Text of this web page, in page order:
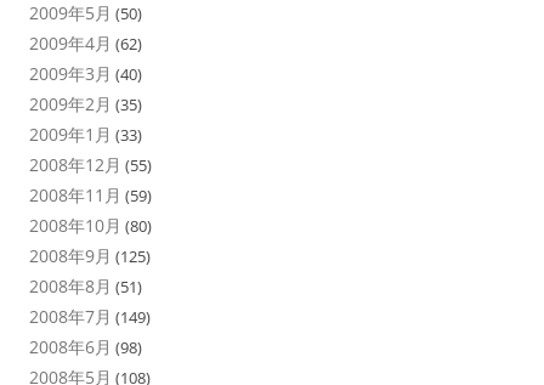
2009年5月 (50)
2009年4月 (62)
2009年3月 (40)
2009年2月 (35)
2009年1月 (33)
2008年12月 (55)
2008年11月 (59)
2008年10月 (80)
2008年9月 (125)
2008年8月 (51)
2008年7月 (149)
2008年6月 (98)
2008年5月 (108)